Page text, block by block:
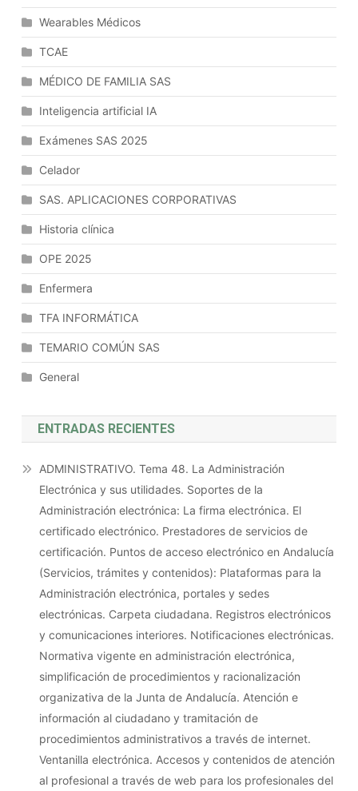
Wearables Médicos
TCAE
MÉDICO DE FAMILIA SAS
Inteligencia artificial IA
Exámenes SAS 2025
Celador
SAS. APLICACIONES CORPORATIVAS
Historia clínica
OPE 2025
Enfermera
TFA INFORMÁTICA
TEMARIO COMÚN SAS
General
ENTRADAS RECIENTES
ADMINISTRATIVO. Tema 48. La Administración
Electrónica y sus utilidades. Soportes de la
Administración electrónica: La firma electrónica. El
certificado electrónico. Prestadores de servicios de
certificación. Puntos de acceso electrónico en Andalucía
(Servicios, trámites y contenidos): Plataformas para la
Administración electrónica, portales y sedes
electrónicas. Carpeta ciudadana. Registros electrónicos
y comunicaciones interiores. Notificaciones electrónicas.
Normativa vigente en administración electrónica,
simplificación de procedimientos y racionalización
organizativa de la Junta de Andalucía. Atención e
información al ciudadano y tramitación de
procedimientos administrativos a través de internet.
Ventanilla electrónica. Accesos y contenidos de atención
al profesional a través de web para los profesionales del